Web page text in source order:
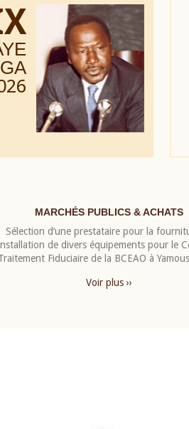
26
MARCHÉS PUBLICS & ACHATS
Sélection d’une prestataire pour la
de divers équipements pour le
Fiduciaire de la BCEAO à
Voir plus ››